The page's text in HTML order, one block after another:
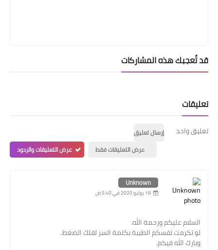
قد تُعجبك هذه المشاركات
تعليقات
تعليق واحد
إرسال تعليق
عرض التعليقات فقط
عرض التعليقات والردود
Unknown
19 يوليو 2020 في 5:40 ص
السلام عليكم ورحمة الله.
لو تكرمت نفسكم الطيبة بكلمة السر لفلك الضغط.
وبارك الله فيكم.